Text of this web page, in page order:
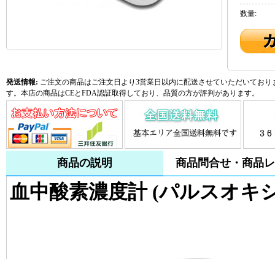
数量:
発送情報: ご注文の商品はご注文日より3営業日以内に配送させていただいてお
す。本店の商品はCEとFDA認証取得しており、品質の方が評判があります。
商品の説明 商品問合せ・商品
血中酸素濃度計 (パルスオキ